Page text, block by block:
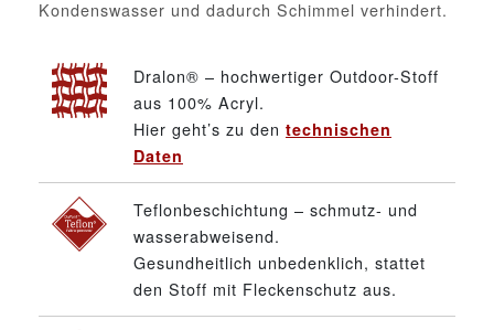
Kondenswasser und dadurch Schimmel verhindert.
Dralon® – hochwertiger Outdoor-Stoff
aus 100% Acryl.
Hier geht’s zu den technischen
Daten
Teflonbeschichtung – schmutz- und
wasserabweisend.
Gesundheitlich unbedenklich, stattet
den Stoff mit Fleckenschutz aus.